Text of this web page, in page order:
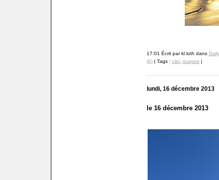
17:01 Écrit par kl loth dans
(0)| Tags : ciel, nuages|
lundi, 16 décembre 2013
le 16 décembre 2013